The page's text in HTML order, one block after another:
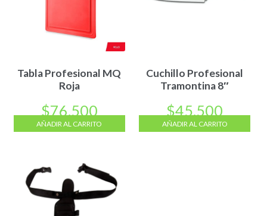
Tabla Profesional MQ
Roja
$76.500
AÑADIR AL CARRITO
Cuchillo Profesional
Tramontina 8″
$45.500
AÑADIR AL CARRITO